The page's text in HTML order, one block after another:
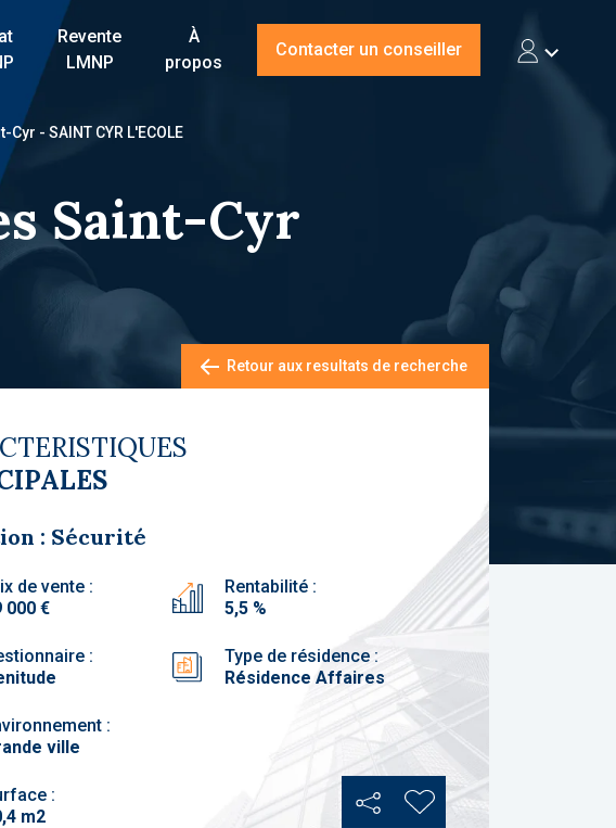
Revente
LMNP
À
propos
Contacter un conseiller
- SAINT CYR L'ECOLE
Saint-Cyr
Retour aux resultats de recherche
: Sécurité
de vente :
000 €
:
:
ville
:
m2
Rentabilité :
5,5 %
Type de résidence :
Résidence Affaires
PartagerAjouter aux favoris